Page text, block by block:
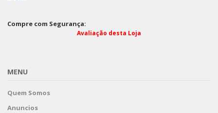
Compre com Segurança:
Avaliação desta Loja
MENU
Quem Somos
Anuncios